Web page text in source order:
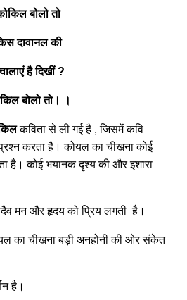
बोलो तो
दावानल की
है दिखीं ?
बोलो तो। ।
कविता से ली गई है , जिसमें कवि
करता है। कोयल का चीखना कोई
कोई भयानक दृश्य की और इशारा
मन और हृदय को प्रिय लगती है।
का चीखना बड़ी अनहोनी की ओर संकेत
है।